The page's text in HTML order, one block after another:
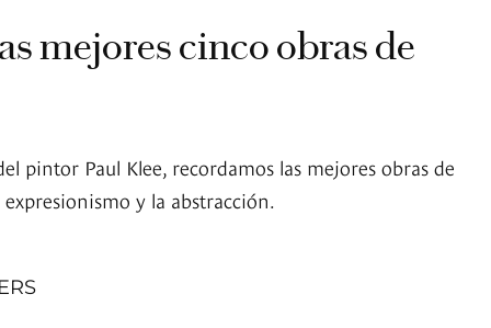
mejores cinco obras de
pintor Paul Klee, recordamos las mejores obras de
y la abstracción.